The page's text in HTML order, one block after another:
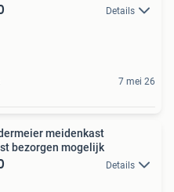
Details
7 mei 26
meidenkast
bezorgen mogelijk
Details